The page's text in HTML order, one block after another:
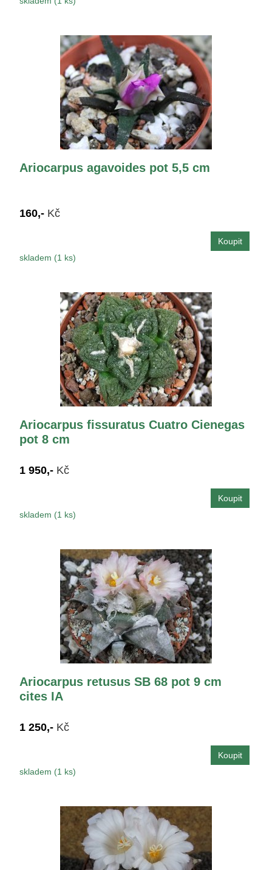
Ariocarpus agavoides pot 5,5 cm
160,- Kč
skladem (1 ks)
Ariocarpus fissuratus Cuatro Cienegas
pot 8 cm
1 950,- Kč
skladem (1 ks)
Ariocarpus retusus SB 68 pot 9 cm
cites IA
1 250,- Kč
skladem (1 ks)